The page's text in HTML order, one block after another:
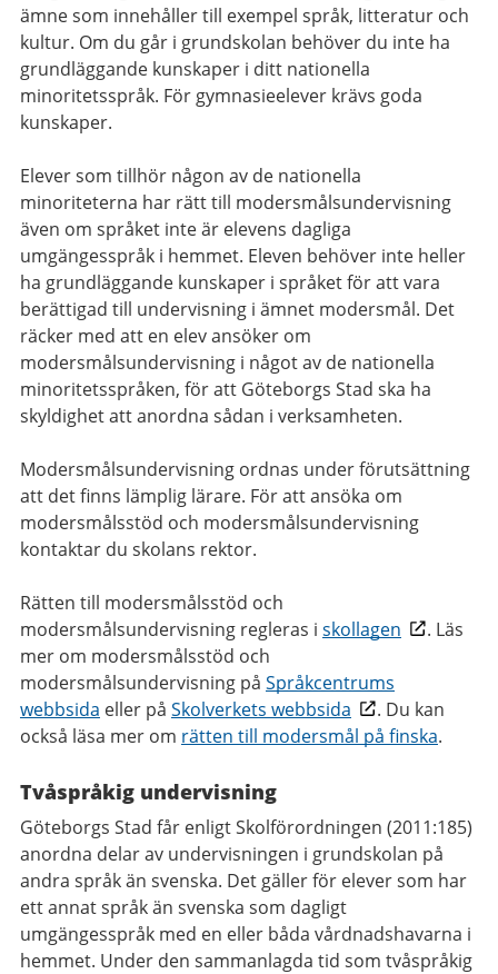
ämne som innehåller till exempel språk, litteratur och
kultur. Om du går i grundskolan behöver du inte ha
grundläggande kunskaper i ditt nationella
minoritetsspråk. För gymnasieelever krävs goda
kunskaper.
Elever som tillhör någon av de nationella
minoriteterna har rätt till modersmålsundervisning
även om språket inte är elevens dagliga
umgängesspråk i hemmet. Eleven behöver inte heller
ha grundläggande kunskaper i språket för att vara
berättigad till undervisning i ämnet modersmål. Det
räcker med att en elev ansöker om
modersmålsundervisning i något av de nationella
minoritetsspråken, för att Göteborgs Stad ska ha
skyldighet att anordna sådan i verksamheten.
Modersmålsundervisning ordnas under förutsättning
att det finns lämplig lärare. För att ansöka om
modersmålsstöd och modersmålsundervisning
kontaktar du skolans rektor.
Rätten till modersmålsstöd och
modersmålsundervisning regleras i skollagen
. Läs
mer om modersmålsstöd och
modersmålsundervisning på Språkcentrums
webbsida eller på Skolverkets webbsida
. Du kan
också läsa mer om rätten till modersmål på finska.
Tvåspråkig undervisning
Göteborgs Stad får enligt Skolförordningen (2011:185)
anordna delar av undervisningen i grundskolan på
andra språk än svenska. Det gäller för elever som har
ett annat språk än svenska som dagligt
umgängesspråk med en eller båda vårdnadshavarna i
hemmet. Under den sammanlagda tid som tvåspråkig